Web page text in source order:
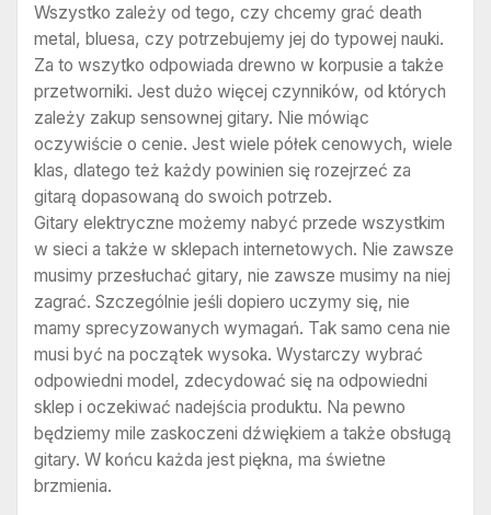
Wszystko zależy od tego, czy chcemy grać death
metal, bluesa, czy potrzebujemy jej do typowej nauki.
Za to wszytko odpowiada drewno w korpusie a także
przetworniki. Jest dużo więcej czynników, od których
zależy zakup sensownej gitary. Nie mówiąc
oczywiście o cenie. Jest wiele półek cenowych, wiele
klas, dlatego też każdy powinien się rozejrzeć za
gitarą dopasowaną do swoich potrzeb.
Gitary elektryczne możemy nabyć przede wszystkim
w sieci a także w sklepach internetowych. Nie zawsze
musimy przesłuchać gitary, nie zawsze musimy na niej
zagrać. Szczególnie jeśli dopiero uczymy się, nie
mamy sprecyzowanych wymagań. Tak samo cena nie
musi być na początek wysoka. Wystarczy wybrać
odpowiedni model, zdecydować się na odpowiedni
sklep i oczekiwać nadejścia produktu. Na pewno
będziemy mile zaskoczeni dźwiękiem a także obsługą
gitary. W końcu każda jest piękna, ma świetne
brzmienia.